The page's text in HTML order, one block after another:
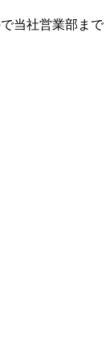
当社営業部まで